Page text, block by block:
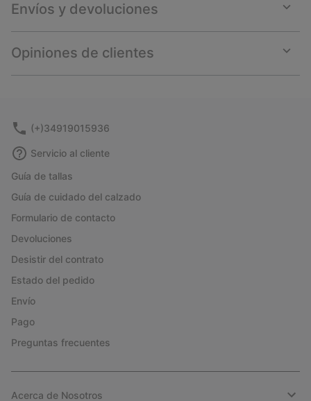
Envíos y devoluciones
or
Opiniones de clientes
or
(+)34919015936
Servicio al cliente
Guía de tallas
Guía de cuidado del calzado
Formulario de contacto
Devoluciones
Desistir del contrato
Estado del pedido
Envío
Pago
Preguntas frecuentes
Acerca de Nosotros